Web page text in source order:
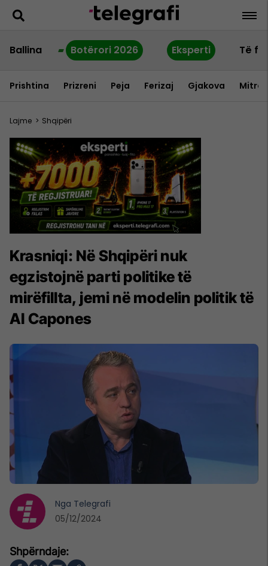
Ballina Botërori 2026 Eksperti Të
Prishtina Prizreni Peja Ferizaj Gjakova
Lajme > Shqipëri
Krasniqi: Në Shqipëri nuk
egzistojnë parti politike të
mirëfillta, jemi në modelin politik të
Al Capones
Nga Telegrafi
05/12/2024